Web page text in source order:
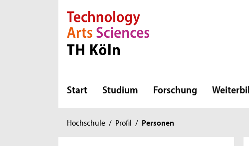
Direkt zur Hauptnavigation
Direkt zur Subnavigation
Direkt zum Inhalt
Direkt zum Fußbereich
Start Studium Forschung
Sie
Hochschule / Profil / Personen